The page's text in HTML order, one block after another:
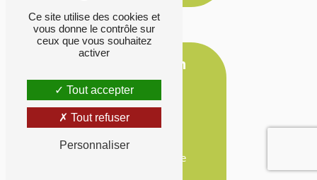
Elisabeth
M
26/04/2026
Super lieu
pour un
groupe grâce
Ce site utilise des cookies et
vous donne le contrôle sur
ceux que vous souhaitez
activer
Tout accepter
Tout refuser
Personnaliser